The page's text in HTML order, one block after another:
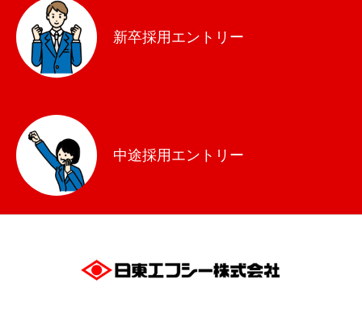
新卒採用エントリー
中途採用エントリー